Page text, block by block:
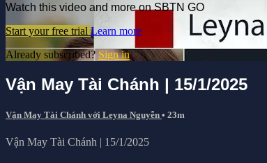
Watch this video and more on SBTN GO
Start your free trial Learn more
Already subscribed? Sign in
Vận May Tài Chánh | 15/1/2025
Vận May Tài Chánh với Leyna Nguyễn • 23m
Vận May Tài Chánh | 15/1/2025